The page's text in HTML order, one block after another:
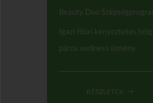
Beauty Duo
Igazi főúri kényeztetés
páros wellness élmény.
RÉSZLETEK